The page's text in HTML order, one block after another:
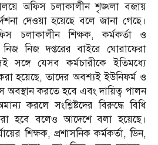
অফিস চলাকালীন শৃঙ্খলা বজায়
দেওয়া হয়েছে বলে জানা গেছে।
চলাকালীন শিক্ষক, কর্মকর্তা ও
নিজ নিজ দপ্তরের বাইরে ঘোরাফেরা
সঙ্গে যেসব কর্মচারীকে ইতিমধ্যে
হয়েছে, তাদের অবশ্যই ইউনিফর্ম ও
অবস্থান করতে হবে এবং দায়িত্ব পালন
করলে সংশ্লিষ্টদের বিরুদ্ধে বিধি
হবে বলেও আদেশে বলা হয়েছে।
শিক্ষক, প্রশাসনিক কর্মকর্তা, ডিন,